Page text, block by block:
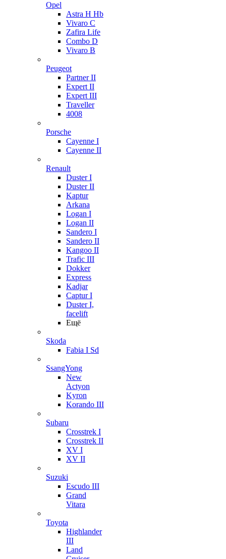
Opel
Astra H Hb
Vivaro C
Zafira Life
Combo D
Vivaro B
Peugeot
Partner II
Expert II
Expert III
Traveller
4008
Porsche
Cayenne I
Cayenne II
Renault
Duster I
Duster II
Kaptur
Arkana
Logan I
Logan II
Sandero I
Sandero II
Kangoo II
Trafic III
Dokker
Express
Kadjar
Captur I
Duster I,
facelift
Ещё
Skoda
Fabia I Sd
SsangYong
New
Actyon
Kyron
Korando III
Subaru
Crosstrek I
Crosstrek II
XV I
XV II
Suzuki
Escudo III
Grand
Vitara
Toyota
Highlander
III
Land